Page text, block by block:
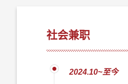
社会兼职
2024.10~至今